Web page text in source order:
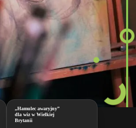
„Hamulec awaryjny”
dla wiz w Wielkiej
Brytanii